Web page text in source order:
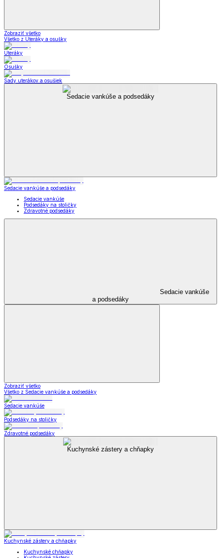
Zobraziť všetko
Všetko z Uteráky a osušky
Uteráky
Osušky
Sady uterákov a osušiek
Sedacie vankúše a podsedáky
Sedacie vankúše a podsedáky
Sedacie vankúše
Podsedáky na stoličky
Zdravotné podsedáky
Sedacie vankúše
a podsedáky
Zobraziť všetko
Všetko z Sedacie vankúše a podsedáky
Sedacie vankúše
Podsedáky na stoličky
Zdravotné podsedáky
Kuchynské zástery a chňapky
Kuchynské zástery a chňapky
Kuchynské chňapky